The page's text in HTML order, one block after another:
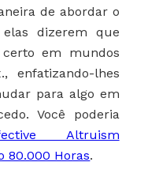
de abordar o
dizerem que
em mundos
enfatizando-lhes
para algo em
Você poderia
Altruism
80.000 Horas.